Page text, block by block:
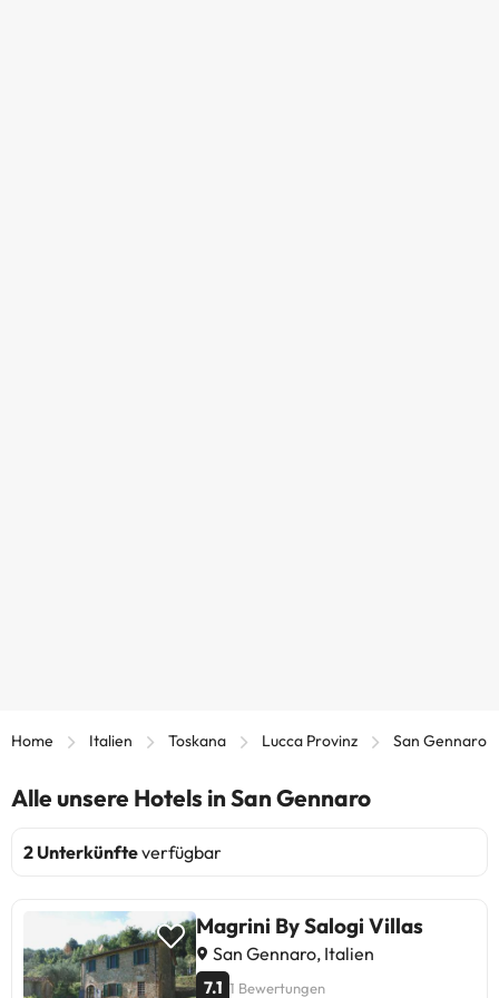
Home Italien Toskana Lucca Provinz San Gennaro
Alle unsere Hotels in San Gennaro
2 Unterkünfteverfügbar
Magrini By Salogi Villas
San Gennaro, Italien
7.1 1 Bewertungen